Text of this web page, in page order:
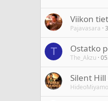
Viikon
Pajavasara
T Ostatko
The_Akzu
Silent